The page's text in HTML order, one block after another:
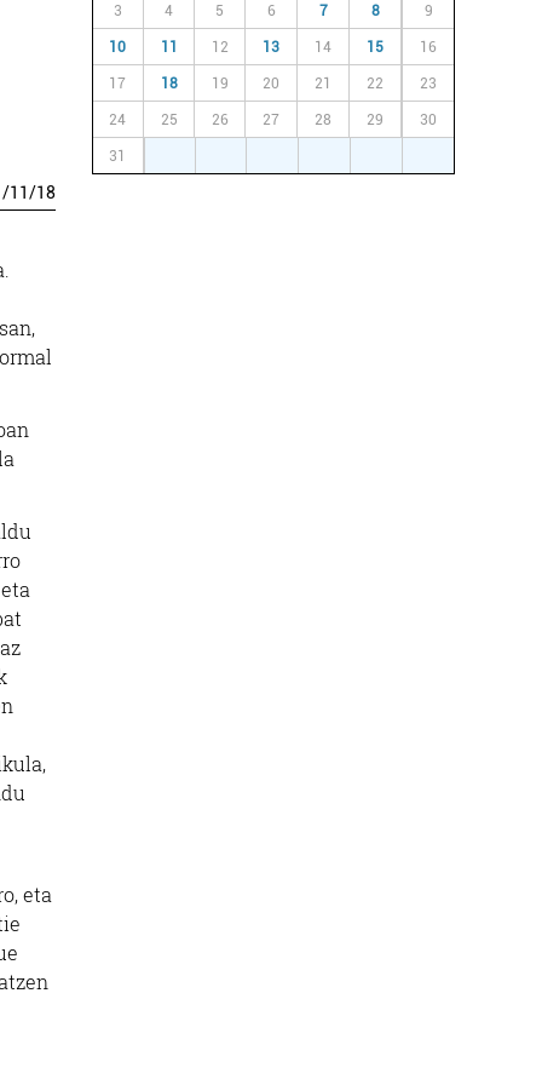
/11/18
eta
3 4 5 6 7 8 9
10 11 12 13 14 15 16
17 18 19 20 21 22 23
24 25 26 27 28 29 30
31